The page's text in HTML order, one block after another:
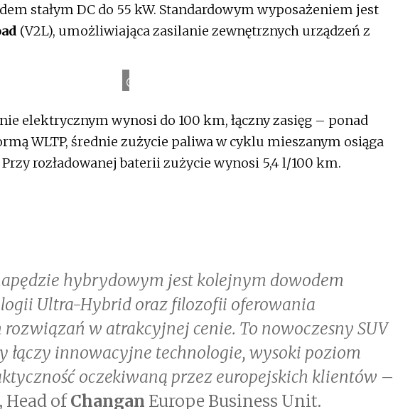
stałym DC do 55 kW. Standardowym wyposażeniem jest
(V2L), umożliwiająca zasilanie zewnętrznych urządzeń z
elektrycznym wynosi do 100 km, łączny zasięg – ponad
WLTP, średnie zużycie paliwa w cyklu mieszanym osiąga
rozładowanej baterii zużycie wynosi 5,4 l/100 km.
hybrydowym jest kolejnym dowodem
Ultra-Hybrid oraz filozofii oferowania
w atrakcyjnej cenie. To nowoczesny SUV
łączy innowacyjne technologie, wysoki poziom
oczekiwaną przez europejskich klientów –
, Head ofChangan Europe Business Unit.